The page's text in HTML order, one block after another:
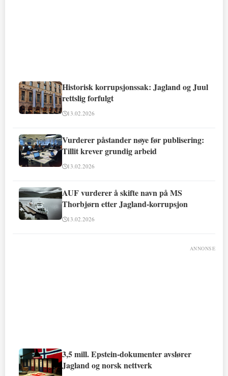
Historisk korrupsjonssak: Jagland og Juul
rettslig forfulgt
13.02.2026
Vurderer påstander nøye før publisering:
Tillit krever grundig arbeid
13.02.2026
AUF vurderer å skifte navn på MS
Thorbjørn etter Jagland-korrupsjon
13.02.2026
ANNONSE
3,5 mill. Epstein-dokumenter avslører
Jagland og norsk nettverk